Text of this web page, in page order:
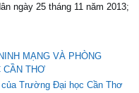
ngày 25 tháng 11 năm 2013;
MẠNG VÀ PHÒNG
CẦN THƠ
Trường Đại học Cần Thơ